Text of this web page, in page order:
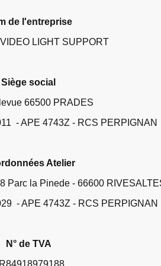
de l'entreprise
LIGHT SUPPORT
Siège social
66500 PRADES
- APE 4743Z - RCS PERPIGNAN
Atelier
Parc la Pinede - 66600
- APE 4743Z - RCS PERPIGNAN
N° de TVA